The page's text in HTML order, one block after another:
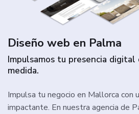
Diseño web en Palma
Impulsamos tu presencia digital
medida.
Impulsa tu negocio en Mallorca con
impactante. En nuestra agencia de